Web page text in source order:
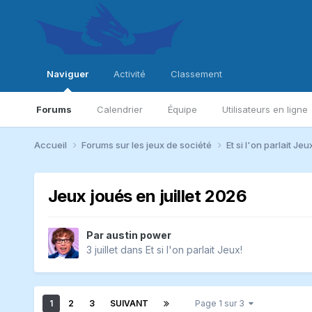
Naviguer
Forums Calendrier Équipe Utilisateurs en ligne
Activité Classement
Accueil Forums sur les jeux de société Et si l'on parlait
Jeux joués en juillet 2026
Par austin power
3 juilletdans Et si l'on parlait Jeux!
1 2 3 SUIVANT Page 1 sur 3